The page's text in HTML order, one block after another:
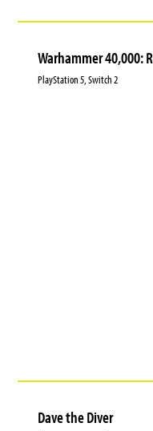
Warhammer 40,000:
PlayStation 5, Switch 2
Dave the Diver